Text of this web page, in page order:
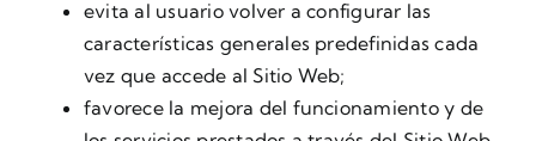
evita al usuario volver a configurar las
características generales predefinidas cada
vez que accede al Sitio Web;
favorece la mejora del funcionamiento y de